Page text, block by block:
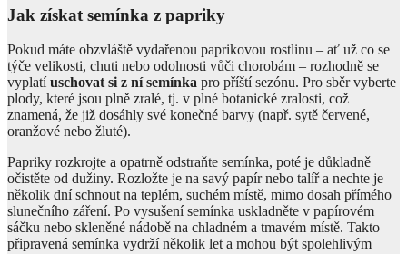
Jak získat semínka z papriky
Pokud máte obzvláště vydařenou paprikovou rostlinu – ať už co se
týče velikosti, chuti nebo odolnosti vůči chorobám – rozhodně se
vyplatíuschovat si z ní semínka pro příští sezónu. Pro sběr vyberte
plody, které jsou plně zralé, tj. v plné botanické zralosti, což
znamená, že již dosáhly své konečné barvy (např. sytě červené,
oranžové nebo žluté).
Papriky rozkrojte a opatrně odstraňte semínka, poté je důkladně
očistěte od dužiny. Rozložte je na savý papír nebo talíř a nechte je
několik dní schnout na teplém, suchém místě, mimo dosah přímého
slunečního záření. Po vysušení semínka uskladněte v papírovém
sáčku nebo skleněné nádobě na chladném a tmavém místě. Takto
připravená semínka vydrží několik let a mohou být spolehlivým